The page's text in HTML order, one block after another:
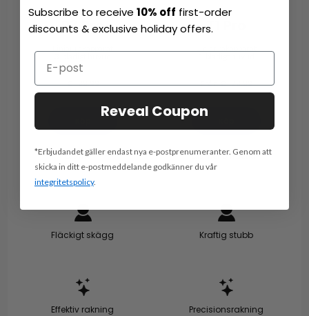
P3 Pro
€ 199.99
Läs mer >
Fläckigt skägg
Effektiv rakning
T1 Pro
Från € 129,99
Läs mer om detta>.
Kraftig stubb
Precisionsrakning
Subscribe to receive10% off first-order
discounts & exclusive holiday offers.
Reveal Coupon
*Erbjudandet gäller endast nya e-postprenumeranter. Genom att
skicka in ditt e-postmeddelande godkänner du vår
integritetspolicy.